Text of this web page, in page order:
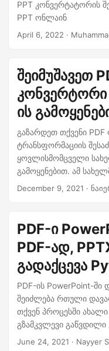
PPT კონვერტატორის
PPT ონლაინ
April 6, 2022 ·
შეიმუშავეთ
კონვერტორი
ის
გაზარდეთ თქვენი PDF
ტრანსფორმაციის
ყოვლისმომცველი
გამოყენებით. ამ
დეტალურ ინფორმაციას,
December 9, 2021 ·
PDF-ი
PDF-ად,
გადაქცევა
PDF-ის PowerPoint-ში
შეიძლება რთული
თქვენ პროცესში
გზამკვლევი
PowerPoint-ში და ვიზ
June 24, 2021 · Nayyer